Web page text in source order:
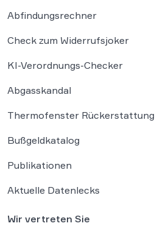
Abfindungsrechner
Check zum Widerrufsjoker
KI-Verordnungs-Checker
Abgasskandal
Thermofenster Rückerstattung
Bußgeldkatalog
Publikationen
Aktuelle Datenlecks
Wir vertreten Sie